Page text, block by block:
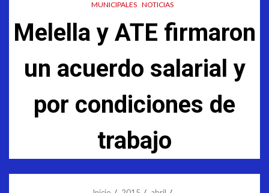
MUNICIPALES NOTICIAS
Melella y ATE firmaron
un acuerdo salarial y
por condiciones de
trabajo